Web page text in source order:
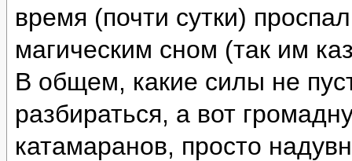
время (почти сутки)
магическим сном (так им
В общем, какие силы не
разбираться, а вот
катамаранов, просто